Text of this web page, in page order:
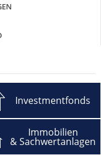
Investmentfonds
Immobilien
& Sachwertanlagen